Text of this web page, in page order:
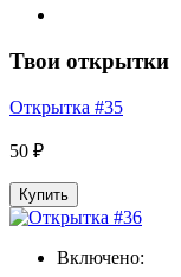
Твои открытки
Открытка #35
50 ₽
Купить
Включено: